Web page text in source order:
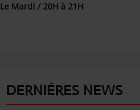
Le Mardi / 20H à 21H
DERNIÈRES NEWS